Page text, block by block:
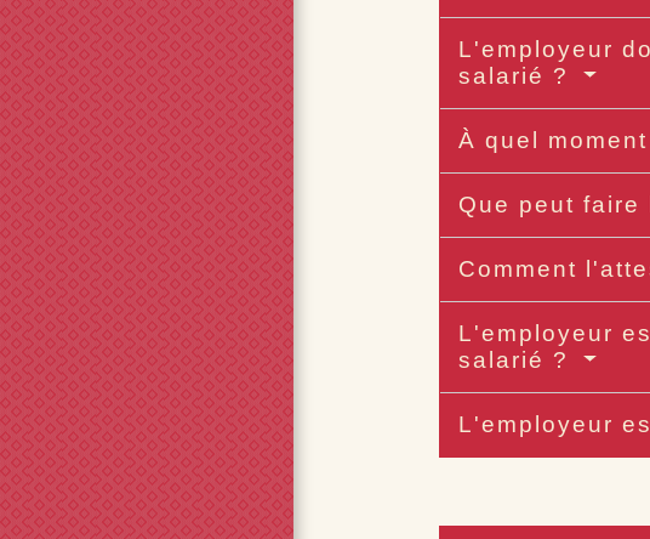
L'employeur
salarié ?
À quel
Que peut
Comment
L'employeur
salarié ?
L'employeur